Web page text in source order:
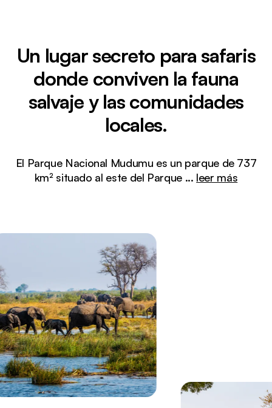
Un lugar secreto para safaris
donde conviven la fauna
salvaje y las comunidades
locales.
El Parque Nacional Mudumu es un parque de 737
km² situado al este del Parque ... leer más